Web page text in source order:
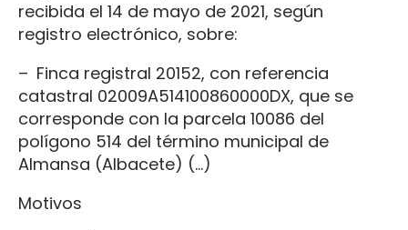
recibida el 14 de mayo de 2021, según
registro electrónico, sobre:
– Finca registral 20152, con referencia
catastral 02009A514100860000DX, que se
corresponde con la parcela 10086 del
polígono 514 del término municipal de
Almansa (Albacete) (…)
Motivos